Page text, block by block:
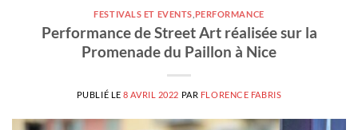
FESTIVALS ET EVENTS PERFORMANCE
Performance de Street Art réalisée sur la
Promenade du Paillon à Nice
PUBLIÉ LE8 AVRIL 2022 PAR FLORENCE FABRIS